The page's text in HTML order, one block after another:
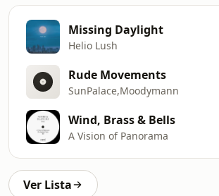
Missing Daylight
Helio Lush
Rude Movements
SunPalace,Moodymann
Wind, Brass & Bells
A Vision of Panorama
Ver Lista